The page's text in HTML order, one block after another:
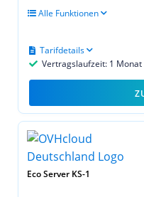
Alle Funktionen
Vertragslaufzeit: 1 Monat
Tarifdetails
Eco Server KS-1